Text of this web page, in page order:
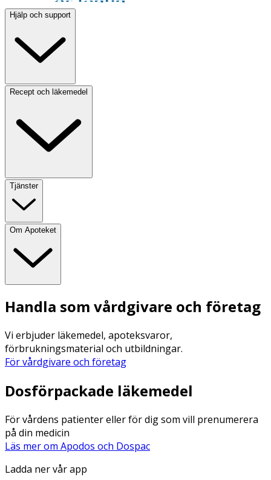
Hjälp och support
Recept och läkemedel
Tjänster
Om Apoteket
Handla som vårdgivare och företag
Vi erbjuder läkemedel, apoteksvaror,
förbrukningsmaterial och utbildningar.
För vårdgivare och företag
Dosförpackade läkemedel
För vårdens patienter eller för dig som vill prenumerera
på din medicin
Läs mer om Apodos och Dospac
Ladda ner vår app